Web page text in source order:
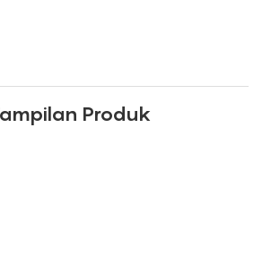
Produk